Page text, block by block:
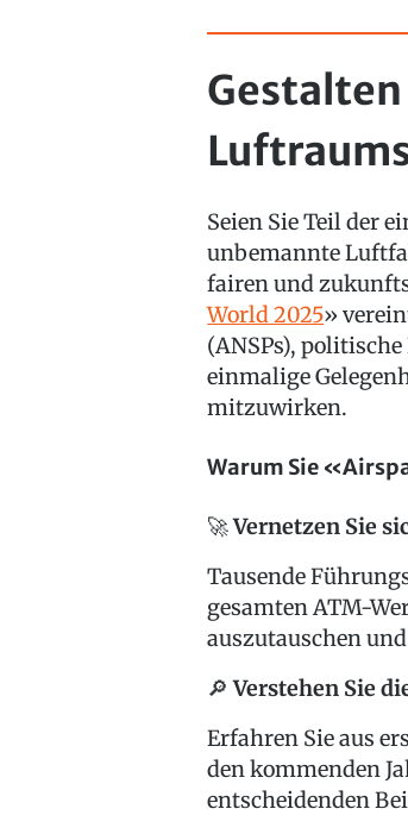
Seien Sie Teil der
unbemannte
fairen und
World 2025»
(ANSPs),
einmalige
mitzuwirken.
Warum Sie
🚀Vernetzen Sie
Tausende
gesamten ATM-
auszutauschen
🔎 Verstehen Sie
Erfahren Sie aus
den kommenden
entscheidenden